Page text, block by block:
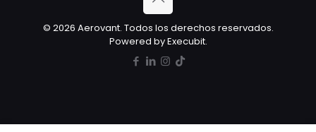
© 2026 Aerovant. Todos los derechos reservados.
Powered by Execubit.